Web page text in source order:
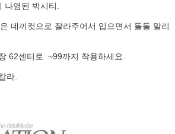
나염된 박시티.
데끼컷으로 잘라주어서 입으면서 돌돌 말리
62센티로 ~99까지 착용하세요.
라.